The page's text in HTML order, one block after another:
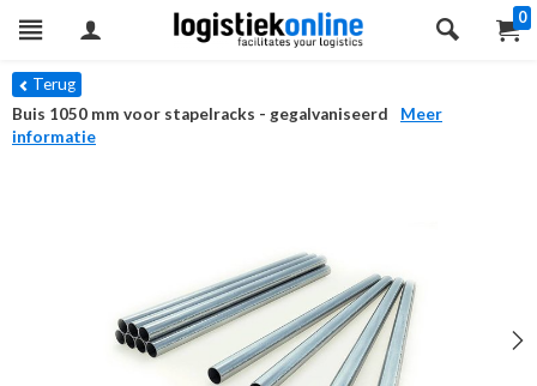
0
Terug
Buis 1050 mm voor stapelracks - gegalvaniseerd
Meer
informatie